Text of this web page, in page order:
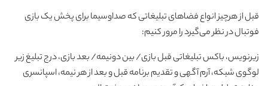
قبل از هرچیز انواع فضاهای تبلیغاتی که صداوسیما برای پخش یک بازی
فوتبال در نظر می‌گیرد را مرور کنیم:
زیرنویس، باکس تبلیغاتی قبل بازی/ بین دونیمه/ بعد بازی، درج تبلیغ زیر
لوگوی شبکه، آرم آگهی و تقدیم برنامه قبل و بعد از هر نیمه، اسپانسری